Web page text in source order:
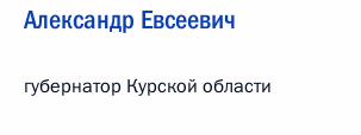
Александр Евсеевич
губернатор Курской области